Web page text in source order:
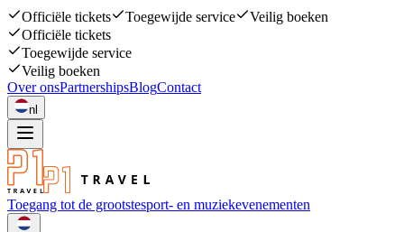
Officiële tickets Toegewijde service
Veilig boeken
Officiële tickets
Toegewijde service
Veilig boeken
Over onsPartnershipsBlogContact
nl
Toegang tot de grootstesport- en muziekevenementen